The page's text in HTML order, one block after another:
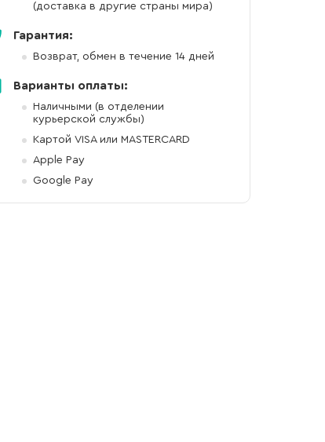
(доставка в другие страны мира)
Гарантия:
Возврат, обмен в течение 14 дней
Варианты оплаты:
Наличными (в отделении
курьерской службы)
Картой VISA или MASTERCARD
Apple Pay
Google Pay